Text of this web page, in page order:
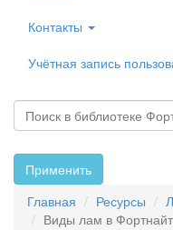
Контакты
Учётная запись
Применить
Главная
Ресурсы
Виды лам в